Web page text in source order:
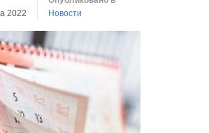
2022
Новости